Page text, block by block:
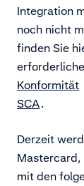
Integration
noch nicht
finden Sie
Konformität
SCA.
Derzeit
Mastercard,
mit den